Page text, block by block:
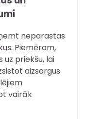
neparastas
Piemēram,
priekšu, lai
aizsargus
vairāk